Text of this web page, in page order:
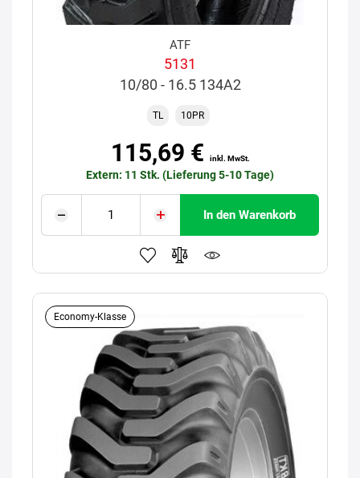
ATF
5131
10/80 - 16.5 134A2
TL 10PR
115,69 € inkl. MwSt.
Extern: 11 Stk. (Lieferung 5-10 Tage)
In den Warenkorb
Economy-Klasse